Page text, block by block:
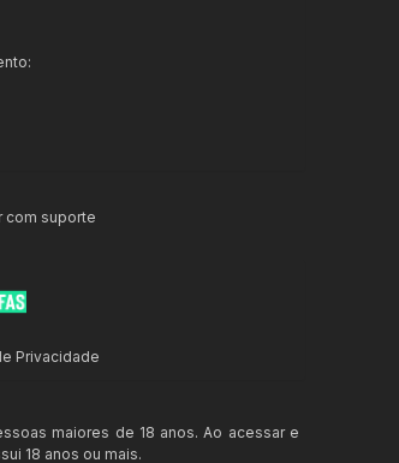
com suporte
Privacidade
maiores de 18 anos. Ao acessar e
18 anos ou mais.